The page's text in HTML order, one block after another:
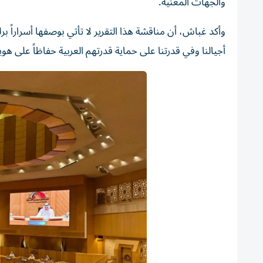
وأكد غباش، أن مناقشة هذا التقرير لا تأتي بوصفها
أجيالنا وفي قدرتنا على حماية قدرتهم العربية حفاظاً على